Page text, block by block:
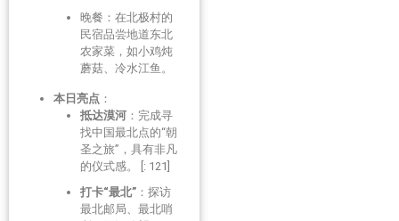
晚餐：在北极村的
民宿品尝地道东北
农家菜，如小鸡炖
蘑菇、冷水江鱼。
本日亮点 ：
抵达漠河 ：完成寻
找中国最北点的“朝
圣之旅”，具有非凡
的仪式感。 [: 121]
打卡“最北” ：探访
最北邮局、最北哨